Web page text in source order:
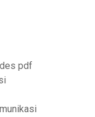
pdf